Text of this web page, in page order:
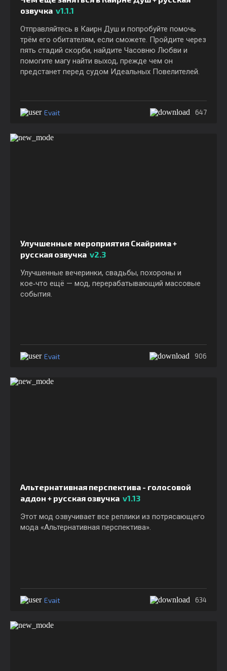
озвучка v1.1.1
Отправляйтесь в Каирн Душ и попробуйте помочь
трём его обитателям, если сможете. Пройдите через
пять стадий скорби, найдите Часовню Любви и
помогите магу найти выход, прежде чем он
предстанет перед судом Идеальных Повелителей.
Evait 647
Улучшенные мероприятия Скайрима +
русская озвучка v2.3
Улучшенные вечеринки, свадьбы, похороны и
кое‑что ещё — мод, перерабатывающий массовые
события.
Evait 906
Альтернативная перспектива - голосовой
аддон + русская озвучка v1.13
Этот мод озвучивает все реплики из потрясающего
мода «Альтернативная перспектива».
Evait 634